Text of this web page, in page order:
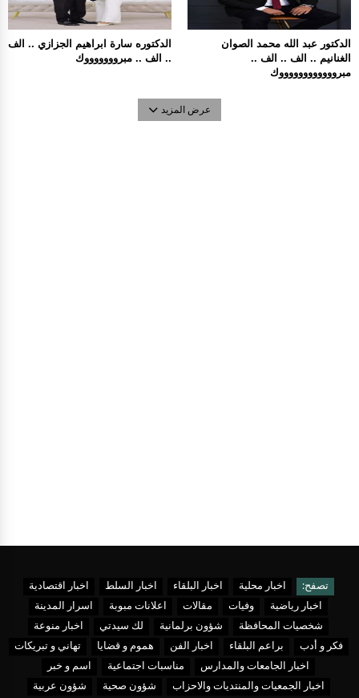
الدكتوره سارة ابراهيم الجزازي .. الف
.. الف .. مبروووووووك
الدكتور عبد الله محمد الصوان
الغنانيم .. الف .. الف ..
مبرووووووووووووك
عرض المزيد
تصفح: اخبار محلية اخبار البلقاء اخبار السلط
اخبار اقتصادية
اخبار رياضية
وفيات مقالات اعلانات مبوبة
اسرار المدينة
شخصيات المحافظة
شؤون برلمانية لك سيدتي
اخبار منوعة
فكر و أدب
براعم البلقاء اخبار الفن هموم و قضايا
تهاني و تبريكات
اخبار الجامعات والمدارس
مناسبات اجتماعية
اسم و خبر
اخبار الجمعيات والمنتديات والاحزاب
شؤون صحية شؤون عربية